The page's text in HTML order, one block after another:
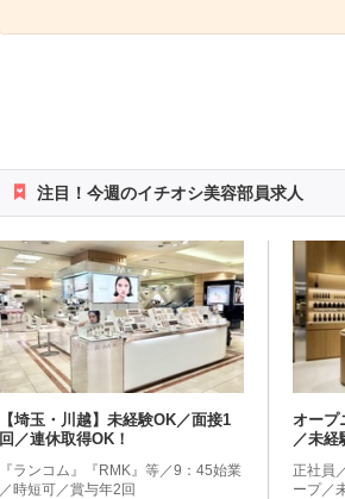
注目！今週のイチオシ美容部員求人
【埼玉・川越】未経験OK／面接1
回／連休取得OK！
『ランコム』『RMK』等／9：45始業
／時短可／賞与年2回
オープ
／未経
正社員
ープ／